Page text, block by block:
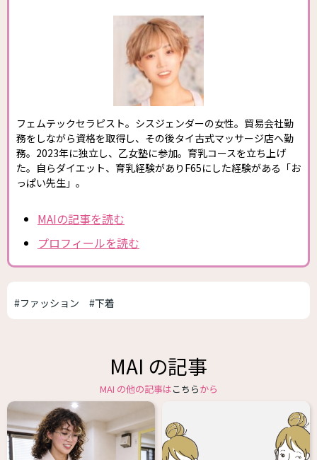
フェムテックセラピスト。シスジェンダーの女性。貿易会社勤
務をしながら資格を取得し、その後タイ古式マッサージ店へ勤
務。2023年に独立し、乙女塾に参加。育乳コースを立ち上げ
た。自らダイエット、育乳経験がありF65にした経験がある「お
っぱい先生」。
MAIの記事を読む
プロフィールを読む
#ファッション #下着
MAI の記事
MAI の他の記事はこちらから